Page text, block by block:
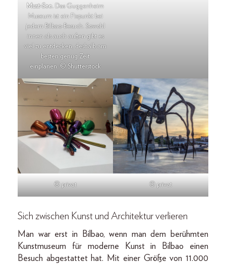
Must-See. Das Guggenheim
Museum ist ein Fixpunkt bei
jedem Bilbao-Besuch. Sowohl
innen als auch außen gibt es
viel zu entdecken, deshalb am
besten genug Zeit
einplanen. © Shutterstock
© privat © privat
Sich zwischen Kunst und Architektur verlieren
Man war erst in Bilbao, wenn man dem berühmten
Kunstmuseum für moderne Kunst in Bilbao einen
Besuch abgestattet hat. Mit einer Größe von 11.000